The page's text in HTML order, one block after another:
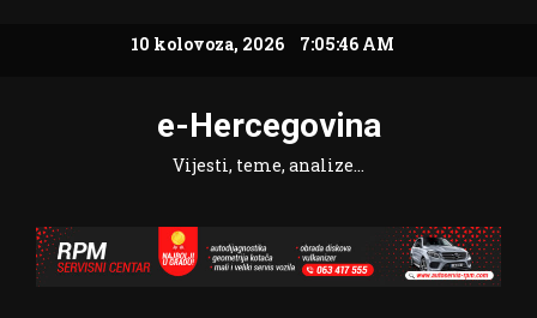
10 kolovoza, 2026 7:05:47 AM
e-Hercegovina
Vijesti, teme, analize…